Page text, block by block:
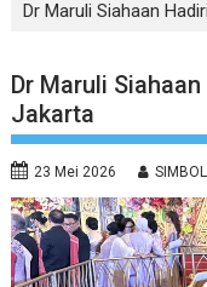
Dr Maruli Siahaan
Dr Maruli
Jakarta
23 Mei 2026